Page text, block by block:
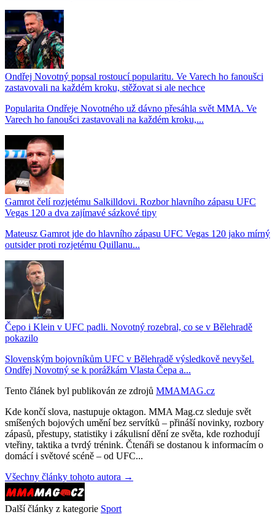
Ondřej Novotný popsal rostoucí popularitu. Ve Varech ho fanoušci
zastavovali na každém kroku, stěžovat si ale nechce
Popularita Ondřeje Novotného už dávno přesáhla svět MMA. Ve
Varech ho fanoušci zastavovali na každém kroku,...
Gamrot čelí rozjetému Salkilldovi. Rozbor hlavního zápasu UFC
Vegas 120 a dva zajímavé sázkové tipy
Mateusz Gamrot jde do hlavního zápasu UFC Vegas 120 jako mírný
outsider proti rozjetému Quillanu...
Čepo i Klein v UFC padli. Novotný rozebral, co se v Bělehradě
pokazilo
Slovenským bojovníkům UFC v Bělehradě výsledkově nevyšel.
Ondřej Novotný se k porážkám Vlasta Čepa a...
Tento článek byl publikován ze zdrojů MMAMAG.cz
Kde končí slova, nastupuje oktagon. MMA Mag.cz sleduje svět
smíšených bojových umění bez servítků – přináší novinky, rozbory
zápasů, přestupy, statistiky i zákulisní dění ze světa, kde rozhodují
vteřiny, taktika a tvrdý trénink. Čtenáři se dostanou k informacím o
domácí i světové scéně – od UFC...
Všechny články tohoto autora →
Další články z kategorie Sport